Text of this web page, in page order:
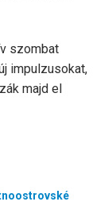
szombat
impulzusokat,
majd el